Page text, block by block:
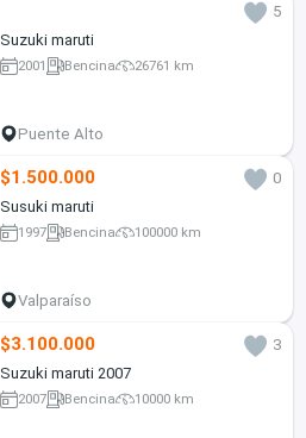
5
Suzuki maruti
2001 Bencina 26761 km
Puente Alto
$1.500.000
0
Susuki maruti
1997 Bencina 100000 km
Valparaíso
$3.100.000
3
Suzuki maruti 2007
2007 Bencina 10000 km